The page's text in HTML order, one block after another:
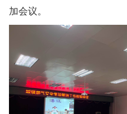
加会议。